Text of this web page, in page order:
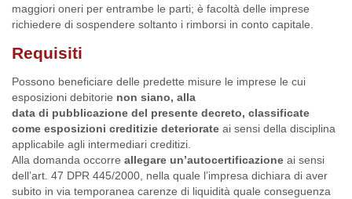
maggiori oneri per entrambe le parti; è facoltà delle imprese
richiedere di sospendere soltanto i rimborsi in conto capitale.
Requisiti
Possono beneficiare delle predette misure le imprese le cui
esposizioni debitorie non siano, alla
data di pubblicazione del presente decreto, classificate
come esposizioni creditizie deteriorate ai sensi della disciplina
applicabile agli intermediari creditizi.
Alla domanda occorre allegare un’autocertificazione ai sensi
dell’art. 47 DPR 445/2000, nella quale l’impresa dichiara di aver
subito in via temporanea carenze di liquidità quale conseguenza